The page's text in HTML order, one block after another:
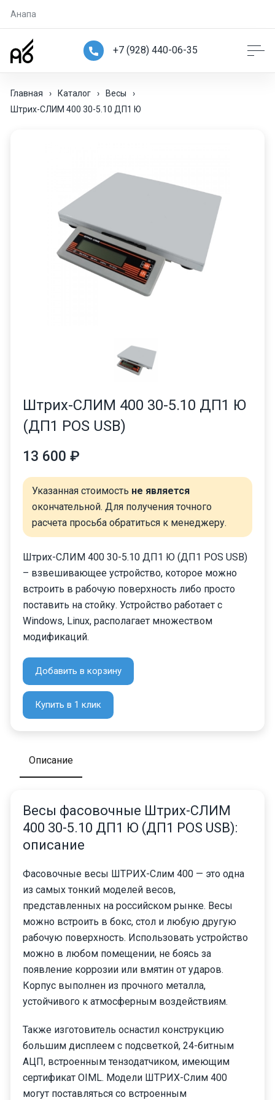
Анапа
+7 (928) 440-06-35
Главная › Каталог › Весы
›
Штрих-СЛИМ 400 30-5.10 ДП1 Ю
Штрих-СЛИМ 400 30-5.10 ДП1 Ю
(ДП1 POS USB)
13 600 ₽
Указанная стоимость не является
окончательной. Для получения точного
расчета просьба обратиться к менеджеру.
Штрих-СЛИМ 400 30-5.10 ДП1 Ю (ДП1 POS USB)
– взвешивающее устройство, которое можно
встроить в рабочую поверхность либо просто
поставить на стойку. Устройство работает с
Windows, Linux, располагает множеством
модификаций.
Добавить в корзину
Купить в 1 клик
Описание
Весы фасовочные Штрих-СЛИМ
400 30-5.10 ДП1 Ю (ДП1 POS USB):
описание
Фасовочные весы ШТРИХ-Слим 400 — это одна
из самых тонкий моделей весов,
представленных на российском рынке. Весы
можно встроить в бокс, стол и любую другую
рабочую поверхность. Использовать устройство
можно в любом помещении, не боясь за
появление коррозии или вмятин от ударов.
Корпус выполнен из прочного металла,
устойчивого к атмосферным воздействиям.
Также изготовитель оснастил конструкцию
большим дисплеем с подсветкой, 24-битным
АЦП, встроенным тензодатчиком, имеющим
сертификат OIML. Модели ШТРИХ-Слим 400
могут поставляться со встроенным